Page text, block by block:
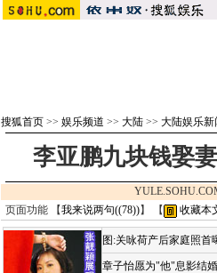
搜狐首页 >> 娱乐频道 >> 大陆 >> 大陆娱乐新
李亚鹏九块钱娶
页面功能 【我来说两句((78))】 【 收藏本
图:关咏荷产后家庭照首
章子怡愿为"他"息影结